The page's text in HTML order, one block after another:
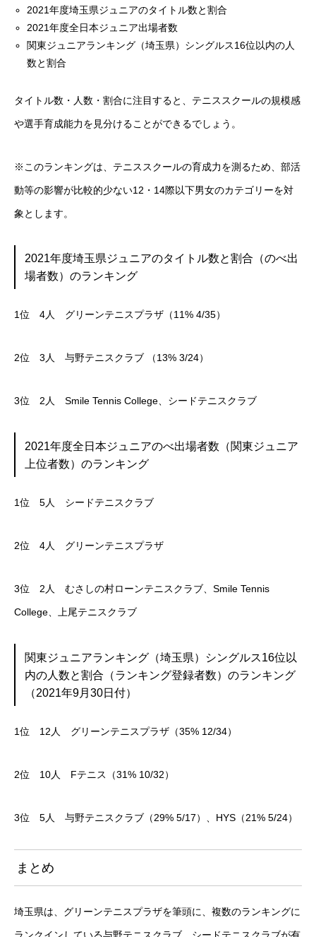
2021年度埼玉県ジュニアのタイトル数と割合
2021年度全日本ジュニア出場者数
関東ジュニアランキング（埼玉県）シングルス16位以内の人
数と割合
タイトル数・人数・割合に注目すると、テニススクールの規模感
や選手育成能力を見分けることができるでしょう。
※このランキングは、テニススクールの育成力を測るため、部活
動等の影響が比較的少ない12・14際以下男女のカテゴリーを対
象とします。
2021年度埼玉県ジュニアのタイトル数と割合（のべ出
場者数）のランキング
1位 4人 グリーンテニスプラザ（11% 4/35）
2位 3人 与野テニスクラブ （13% 3/24）
3位 2人 Smile Tennis College、シードテニスクラブ
2021年度全日本ジュニアのべ出場者数（関東ジュニア
上位者数）のランキング
1位 5人 シードテニスクラブ
2位 4人 グリーンテニスプラザ
3位 2人 むさしの村ローンテニスクラブ、Smile Tennis
College、上尾テニスクラブ
関東ジュニアランキング（埼玉県）シングルス16位以
内の人数と割合（ランキング登録者数）のランキング
（2021年9月30日付）
1位 12人 グリーンテニスプラザ（35% 12/34）
2位 10人 Fテニス（31% 10/32）
3位 5人 与野テニスクラブ（29% 5/17）、HYS（21% 5/24）
まとめ
埼玉県は、グリーンテニスプラザを筆頭に、複数のランキングに
ランクインしている与野テニスクラブ、シードテニスクラブが有